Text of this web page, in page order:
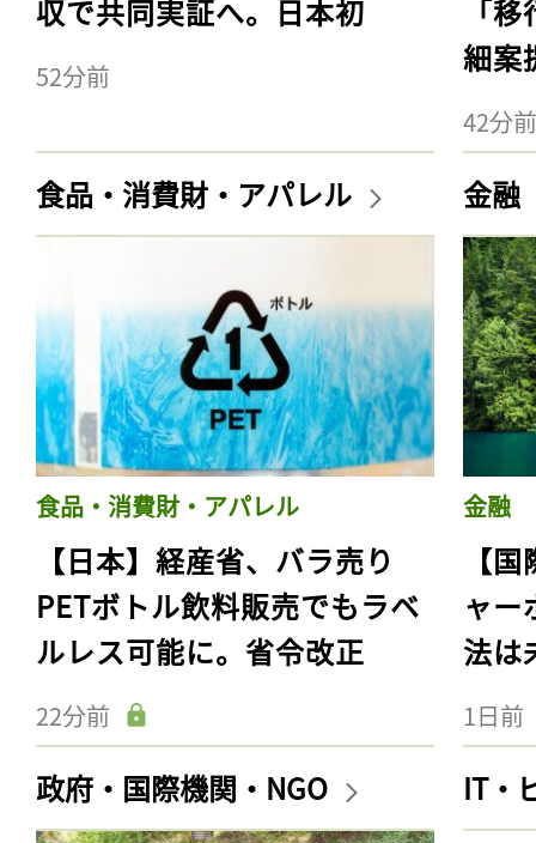
収で共同実証へ。日本初
52分前
「
細案
42分前
食品・消費財・アパレル
食品・消費財・アパレル
【日本】経産省、バラ売り
PETボトル飲料販売でもラベ
ルレス可能に。省令改正
22分前
金融
金融
【
ャー
法は
1日前
政府・国際機関・NGO IT・